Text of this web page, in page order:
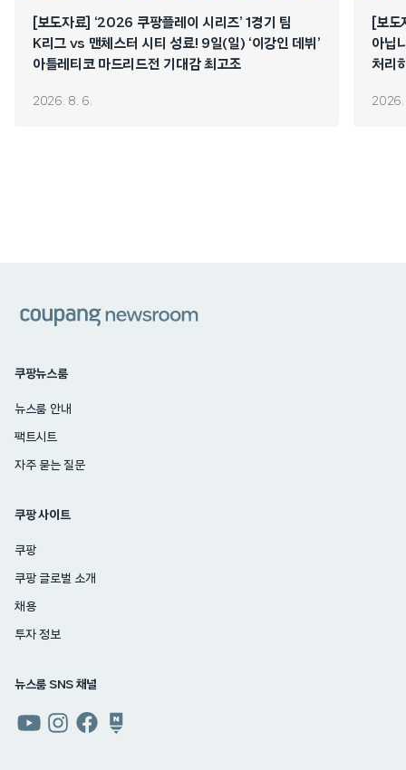
[보도자료] ‘2026 쿠팡플레이 시리즈’ 1경기 팀
K리그 vs 맨체스터 시티 성료! 9일(일) ‘이강인 데뷔’
아틀레티코 마드리드전 기대감 최고조
2026. 8. 6.
[보
아닙
처리
2026.
쿠팡뉴스룸
뉴스룸 안내
팩트시트
자주 묻는 질문
쿠팡 사이트
쿠팡
쿠팡 글로벌 소개
채용
투자 정보
뉴스룸 SNS 채널